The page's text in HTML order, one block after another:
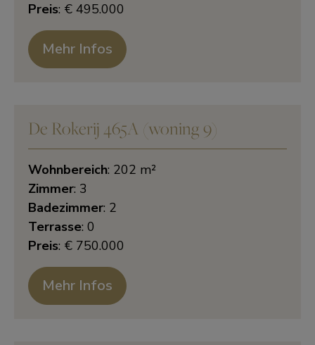
Preis: € 495.000
Mehr Infos
De Rokerij 465A (woning 9)
Wohnbereich: 202 m²
Zimmer: 3
Badezimmer: 2
Terrasse: 0
Preis: € 750.000
Mehr Infos